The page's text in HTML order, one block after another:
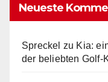
Neueste
Spreckel zu Kia:
der beliebten Golf-